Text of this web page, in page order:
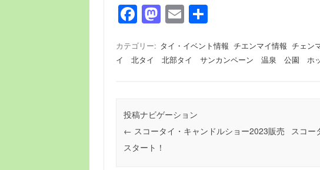
F
c
e
o
o
k
M
st
o
o
n
E
ail
共
カテゴリー: タイ・イベント情報 チエンマイ情報 チェン
イ 北タイ 北部タイ サンカンペーン 温泉 公園 ホッ
投稿ナビゲーション
← スコータイ・キャンドルショー2023販売
スタート！
スコー